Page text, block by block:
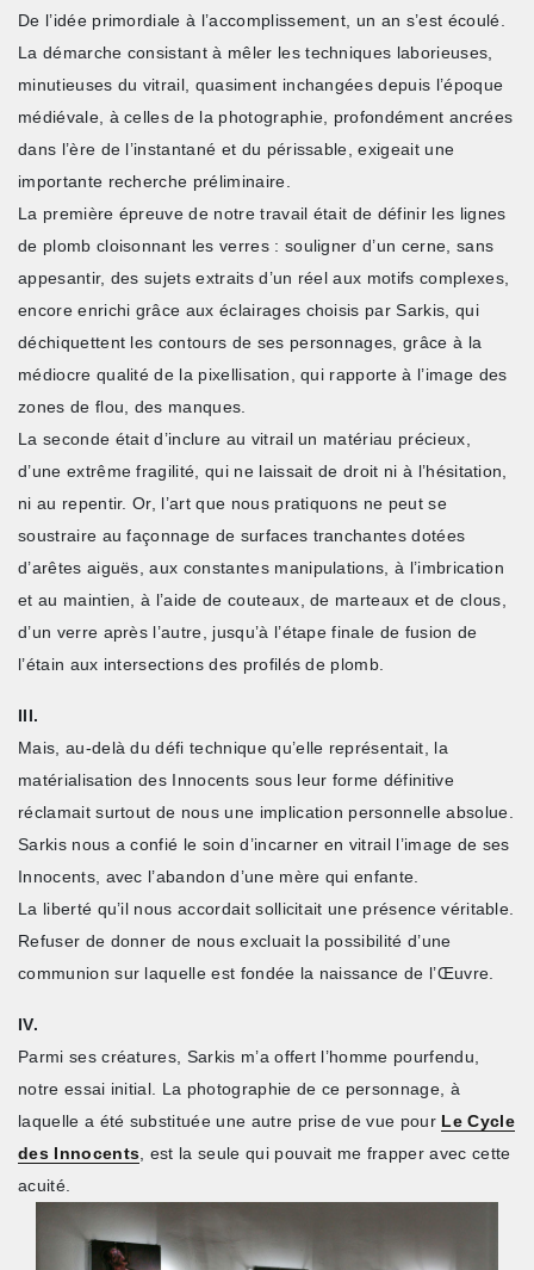
De l’idée primordiale à l’accomplissement, un an s’est écoulé.
La démarche consistant à mêler les techniques laborieuses,
minutieuses du vitrail, quasiment inchangées depuis l’époque
médiévale, à celles de la photographie, profondément ancrées
dans l’ère de l’instantané et du périssable, exigeait une
importante recherche préliminaire.
La première épreuve de notre travail était de définir les lignes
de plomb cloisonnant les verres : souligner d’un cerne, sans
appesantir, des sujets extraits d’un réel aux motifs complexes,
encore enrichi grâce aux éclairages choisis par Sarkis, qui
déchiquettent les contours de ses personnages, grâce à la
médiocre qualité de la pixellisation, qui rapporte à l’image des
zones de flou, des manques.
La seconde était d’inclure au vitrail un matériau précieux,
d’une extrême fragilité, qui ne laissait de droit ni à l’hésitation,
ni au repentir. Or, l’art que nous pratiquons ne peut se
soustraire au façonnage de surfaces tranchantes dotées
d’arêtes aiguës, aux constantes manipulations, à l’imbrication
et au maintien, à l’aide de couteaux, de marteaux et de clous,
d’un verre après l’autre, jusqu’à l’étape finale de fusion de
l’étain aux intersections des profilés de plomb.
III.
Mais, au-delà du défi technique qu’elle représentait, la
matérialisation des Innocents sous leur forme définitive
réclamait surtout de nous une implication personnelle absolue.
Sarkis nous a confié le soin d’incarner en vitrail l’image de ses
Innocents, avec l’abandon d’une mère qui enfante.
La liberté qu’il nous accordait sollicitait une présence véritable.
Refuser de donner de nous excluait la possibilité d’une
communion sur laquelle est fondée la naissance de l’Œuvre.
IV.
Parmi ses créatures, Sarkis m’a offert l’homme pourfendu,
notre essai initial. La photographie de ce personnage, à
laquelle a été substituée une autre prise de vue pour Le Cycle
des Innocents, est la seule qui pouvait me frapper avec cette
acuité.